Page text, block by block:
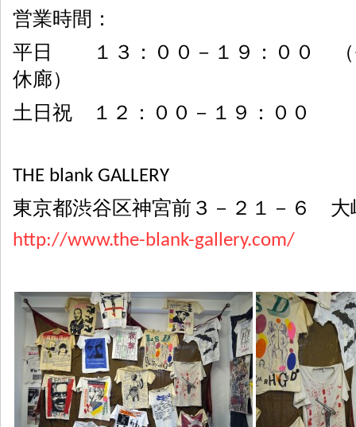
営業時間：
平日 １３：００－１９：００
休廊）
土日祝 １２：００－１９：００
THE blank GALLERY
東京都渋谷区神宮前３－２１－６ 大
http://www.the-blank-gallery.com/